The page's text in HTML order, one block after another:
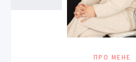
ПРО МЕНЕ